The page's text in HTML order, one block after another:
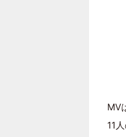
MV
11